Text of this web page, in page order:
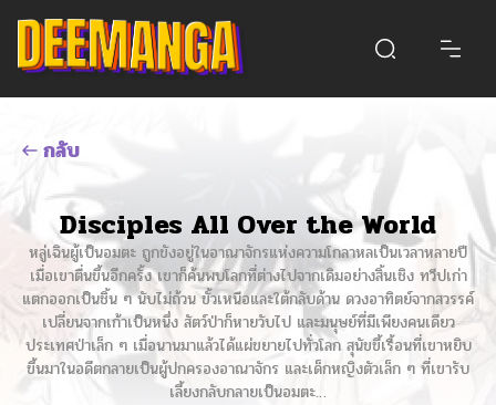
กลับ
Disciples All Over the World
หลู่เฉินผู้เป็นอมตะ ถูกขังอยู่ในอาณาจักรแห่งความโกลาหลเป็นเวลาหลายปี
เมื่อเขาตื่นขึ้นอีกครั้ง เขาก็ค้นพบโลกที่ต่างไปจากเดิมอย่างสิ้นเชิง ทวีปเก่า
แตกออกเป็นชิ้น ๆ นับไม่ถ้วน ขั้วเหนือและใต้กลับด้าน ดวงอาทิตย์จากสวรรค์
เปลี่ยนจากเก้าเป็นหนึ่ง สัตว์ป่าก็หายวับไป และมนุษย์ที่มีเพียงคนเดียว
ประเทศป่าเล็ก ๆ เมื่อนานมาแล้วได้แผ่ขยายไปทั่วโลก สุนัขขี้เรื้อนที่เขาหยิบ
ขึ้นมาในอดีตกลายเป็นผู้ปกครองอาณาจักร และเด็กหญิงตัวเล็ก ๆ ที่เขารับ
เลี้ยงกลับกลายเป็นอมตะ…